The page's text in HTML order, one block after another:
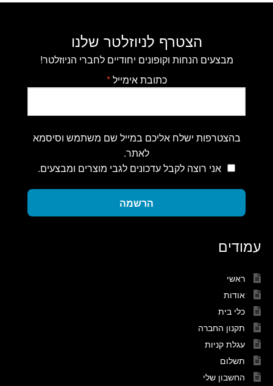
הצטרף לניוזלטר שלנו
מבצעים הנחות וקופונים יחודיים לחברי הניוזלטר!
כתובת אימייל*
בהצטרפות ישלח אליכם במייל שם משתמש וסיסמא
לאתר.
אני רוצה לקבל עדכונים לגבי מוצרים ומבצעים.
הרשמה
עמודים
ראשי
אודות
כלי בית
תקנון החברה
עגלת קניות
תשלום
החשבון שלי